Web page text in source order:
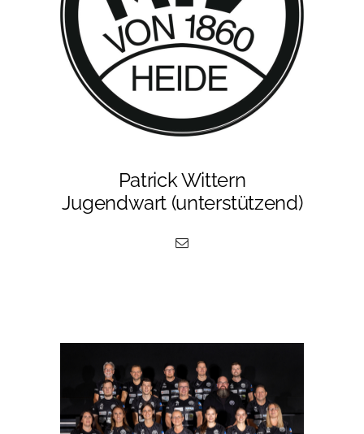
Patrick Wittern
Jugendwart (unterstützend)